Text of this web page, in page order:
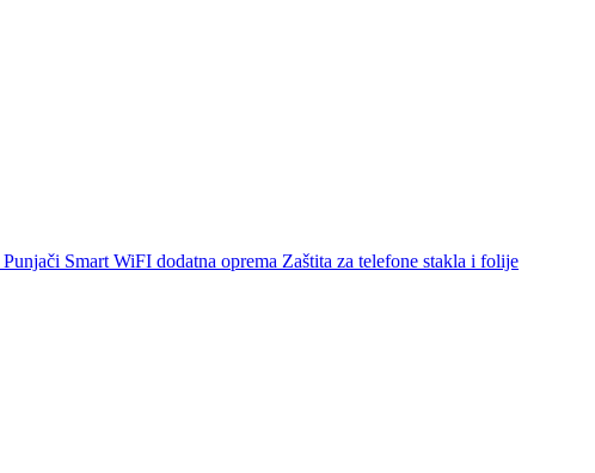
Punjači Smart WiFI dodatna oprema Zaštita za telefone stakla i folije